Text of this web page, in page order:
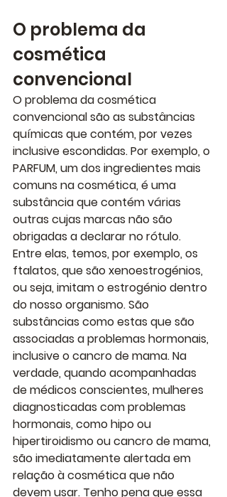
O problema da
cosmética
convencional
O problema da cosmética
convencional são as substâncias
químicas que contém, por vezes
inclusive escondidas. Por exemplo, o
PARFUM, um dos ingredientes mais
comuns na cosmética, é uma
substância que contém várias
outras cujas marcas não são
obrigadas a declarar no rótulo.
Entre elas, temos, por exemplo, os
ftalatos, que são xenoestrogénios,
ou seja, imitam o estrogénio dentro
do nosso organismo. São
substâncias como estas que são
associadas a problemas hormonais,
inclusive o cancro de mama. Na
verdade, quando acompanhadas
de médicos conscientes, mulheres
diagnosticadas com problemas
hormonais, como hipo ou
hipertiroidismo ou cancro de mama,
são imediatamente alertada em
relação à cosmética que não
devem usar. Tenho pena que essa